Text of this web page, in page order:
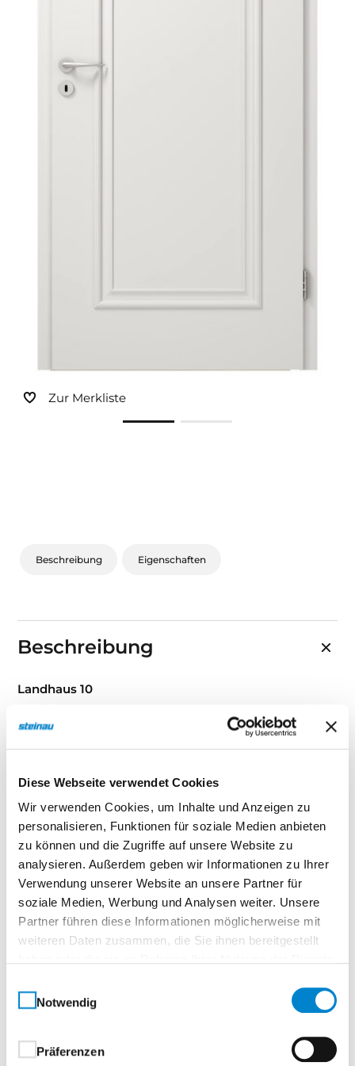
Diese Webseite verwendet Cookies
Wir verwenden Cookies, um Inhalte und Anzeigen zu
personalisieren, Funktionen für soziale Medien anbieten
zu können und die Zugriffe auf unsere Website zu
analysieren. Außerdem geben wir Informationen zu Ihrer
Verwendung unserer Website an unsere Partner für
soziale Medien, Werbung und Analysen weiter. Unsere
Partner führen diese Informationen möglicherweise mit
weiteren Daten zusammen, die Sie ihnen bereitgestellt
Notwendig
Präferenzen
Hochwasser­schutz
Zur Merkliste
Beschreibung Eigenschaften
Beschreibung
Landhaus 10
Normtür, rundTürelement, Vollspanplatte
Charakter. Tradition trifft Gestaltungsspielraum.
Die Serie Landhaus verkörpert eine moderne
Interpretation klassischer Wohnkultur – mit Liebe
zum Detail und einem ausgeprägten Gespür für Stil.
Dank der zahlreichen Ausführungen eröffnet sie
vielfältige Möglichkeiten, Türen harmonisch in das
Zusammenspiel von Möbeln, Wänden und
architektonischen Elementen zu integrieren.Ob
repräsentative Raumgestaltung, die Individualität
Ihre Vorteile auf einen Blick: